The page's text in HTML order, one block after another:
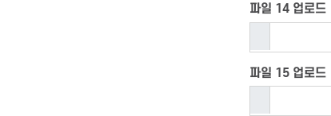
파일 14 업로드
파일 15 업로드